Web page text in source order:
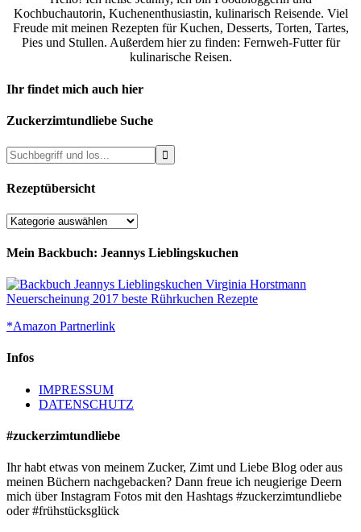
Kochbuchautorin, Kuchenenthusiastin, kulinarisch Reisende. Viel
Freude mit meinen Rezepten für Kuchen, Desserts, Torten, Tartes,
Pies und Stullen. Außerdem hier zu finden: Fernweh-Futter für
kulinarische Reisen.
Ihr findet mich auch hier
Zuckerzimtundliebe Suche
Rezeptübersicht
Rezeptübersicht
Mein Backbuch: Jeannys Lieblingskuchen
*Amazon Partnerlink
Infos
IMPRESSUM
DATENSCHUTZ
#zuckerzimtundliebe
Ihr habt etwas von meinem Zucker, Zimt und Liebe Blog oder aus
meinen Büchern nachgebacken? Dann freue ich neugierige Deern
mich über Instagram Fotos mit den Hashtags #zuckerzimtundliebe
oder #frühstücksglück